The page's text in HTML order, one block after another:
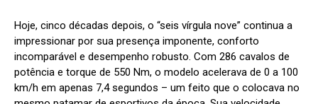
Hoje, cinco décadas depois, o “seis vírgula nove” continua a
impressionar por sua presença imponente, conforto
incomparável e desempenho robusto. Com 286 cavalos de
potência e torque de 550 Nm, o modelo acelerava de 0 a 100
km/h em apenas 7,4 segundos – um feito que o colocava no